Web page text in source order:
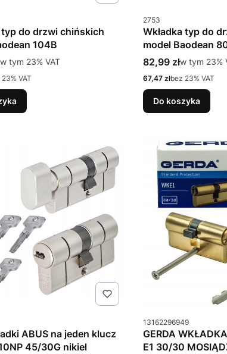
typ do drzwi chińskich
104B
w tym %s VAT
w tym 23% VAT
VAT
Kod produktu
2753
Wkładka typ do
model Baodean
Cena brutto
82,99 złw tym %s
w tym 23%
Cena netto
67,47 złbez 23% VAT
Do koszyka
ABUS na jeden klucz
45/30G nikiel
Kod produktu
13162296949
GERDA
E1 30/30